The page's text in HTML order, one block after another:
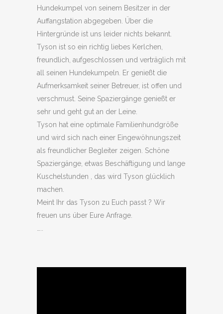
Hundekumpel von seinem Besitzer in der
Auffangstation abgegeben. Über die
Hintergründe ist uns leider nichts bekannt.
Tyson ist so ein richtig liebes Kerlchen,
freundlich, aufgeschlossen und verträglich mit
all seinen Hundekumpeln. Er genießt die
Aufmerksamkeit seiner Betreuer, ist offen und
verschmust. Seine Spaziergänge genießt er
sehr und geht gut an der Leine.
Tyson hat eine optimale Familienhundgröße
und wird sich nach einer Eingewöhnungszeit
als freundlicher Begleiter zeigen. Schöne
Spaziergänge, etwas Beschäftigung und lange
Kuschelstunden , das wird Tyson glücklich
machen.
Meint Ihr das Tyson zu Euch passt ? Wir
freuen uns über Eure Anfrage.
…..